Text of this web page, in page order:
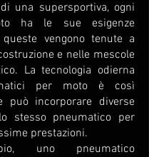
una supersportiva, ogni
ha le sue esigenze
vengono tenute a
e nelle mescole
La tecnologia odierna
per moto è così
può incorporare diverse
stesso pneumatico per
prestazioni.
uno pneumatico